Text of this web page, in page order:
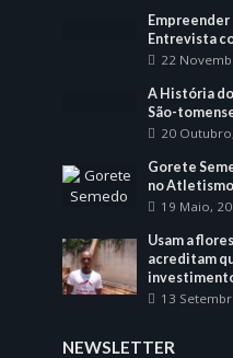
Empreender
Entrevista
22
A História
São-
20
Gorete
no Atletismo
19 Maio,
Usam a
acreditam
13
NEWSLETTER